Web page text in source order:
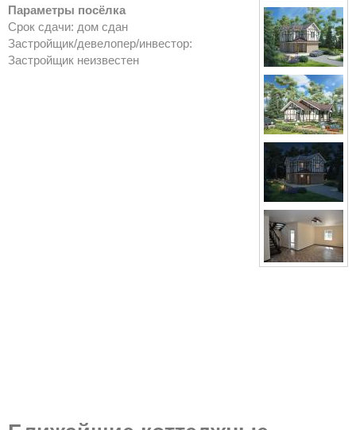
Параметры посёлка
Срок сдачи: дом сдан
Застройщик/девелопер/инвестор:
Застройщик неизвестен